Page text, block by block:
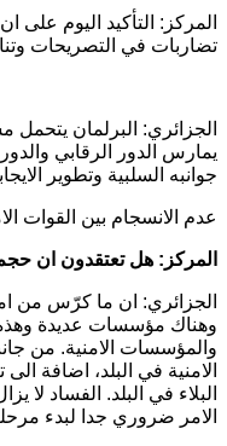
المركز: التأكيد اليوم
تضاربات في التصريحات
الجزائري: البرلمان
يمارس الدور الرقابي
جوانبه السلبية وتطوير
عدم الانسجام بين القوات
المركز: هل تعتقدون ان حجم
الجزائري: ان ما كرّس من
وهناك مؤسسات عديدة وهذه
والمؤسسات الامنية. من
الامنية في البلد، اضافة
البلاء في البلد. الفساد
الامر ضروري جدا لبدء